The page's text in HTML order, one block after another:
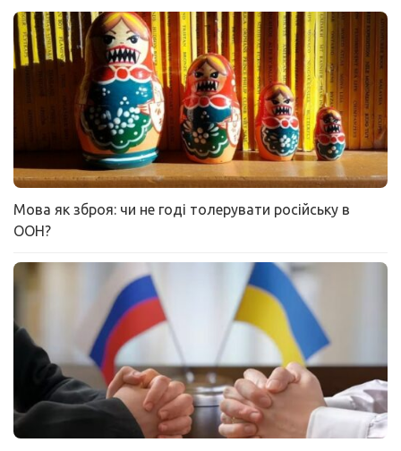
Мова як зброя: чи не годі толерувати російську в
ООН?